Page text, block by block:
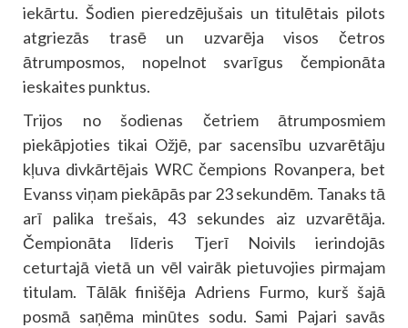
iekārtu. Šodien pieredzējušais un titulētais pilots
atgriezās trasē un uzvarēja visos četros
ātrumposmos, nopelnot svarīgus čempionāta
ieskaites punktus.
Trijos no šodienas četriem ātrumposmiem
piekāpjoties tikai Ožjē, par sacensību uzvarētāju
kļuva divkārtējais WRC čempions Rovanpera, bet
Evanss viņam piekāpās par 23 sekundēm. Tanaks tā
arī palika trešais, 43 sekundes aiz uzvarētāja.
Čempionāta līderis Tjerī Noivils ierindojās
ceturtajā vietā un vēl vairāk pietuvojies pirmajam
titulam. Tālāk finišēja Adriens Furmo, kurš šajā
posmā saņēma minūtes sodu. Sami Pajari savās